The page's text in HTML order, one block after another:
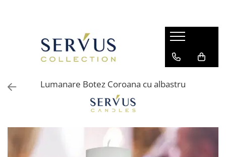
Lumanare Botez Coroana cu albastru